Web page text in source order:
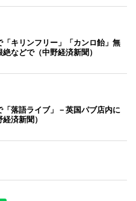
キリンフリー」「カンロ飴」無
などで（中野経済新聞）
「落語ライブ」－英国パブ店内に
済新聞）